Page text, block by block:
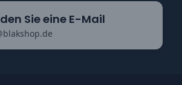
Sie eine E-Mail